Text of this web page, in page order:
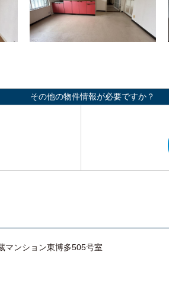
その他の物件情報が必要ですか？
マンション東博多505号室